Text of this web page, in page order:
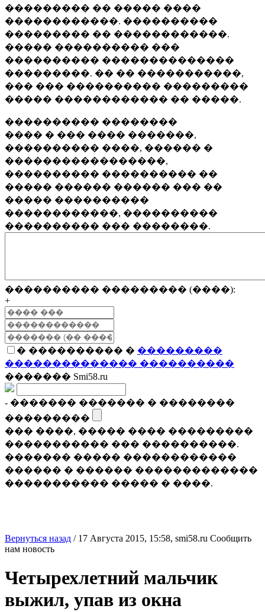
��������� �� ����� ����
������������. ����������
��������� �� ������������.
����� ���������� ���
���������� ��������������
���������. �� �� �����������,
��� ��� ���������� ���������
����� ������������ �� �����.
���������� ��������
���� � ��� ���� �������,
���������� ����, ������ �
�����������������,
���������� ���������� ��
����� ������ ������ ��� ��
����� ����������
������������, ����������
���������� ��� ��������.
���������� ��������� (����):
+
� ���������� � ���������
�������������� ����������
������� Smi58.ru
- ������� ������� � ��������
���������
��� ����, ����� ���� ���������
����������� ��� ����������.
������� ����� ������������
������ � ������ �������������
����������� ����� � ����.
Вернуться назад / 17 Августа 2015, 15:58, smi58.ru Сообщить
нам новость
Четырехлетний мальчик
выжил, упав из окна